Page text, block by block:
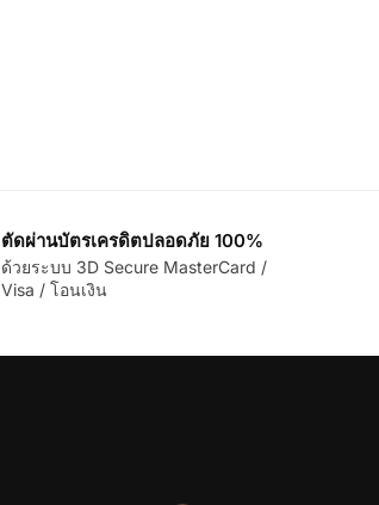
ตัดผ่านบัตรเครดิตปลอดภัย 100%
ด้วยระบบ 3D Secure MasterCard /
Visa / โอนเงิน